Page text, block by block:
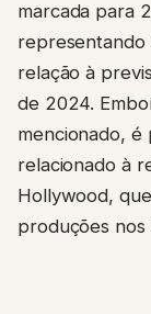
marcada para
representando
relação à
de 2024.
mencionado, é
relacionado à
Hollywood,
produções nos